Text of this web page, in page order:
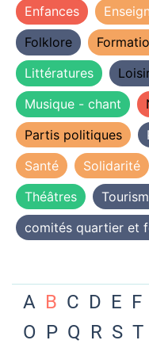
Enfances
Folklore
Littératures
Musique - chant
Partis politiques
Santé
Solidarité
Théâtres
comités quartier et
A B C D E F
O P Q R S T